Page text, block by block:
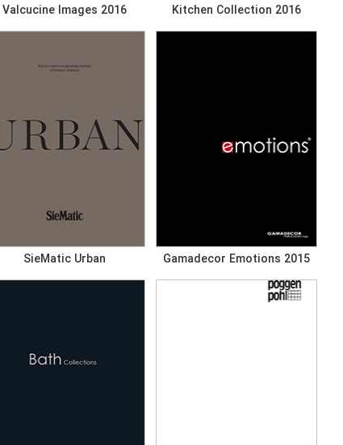
Kitchen Collection 2016
Valcucine Images 2016
Gamadecor Emotions 2015
SieMatic Urban